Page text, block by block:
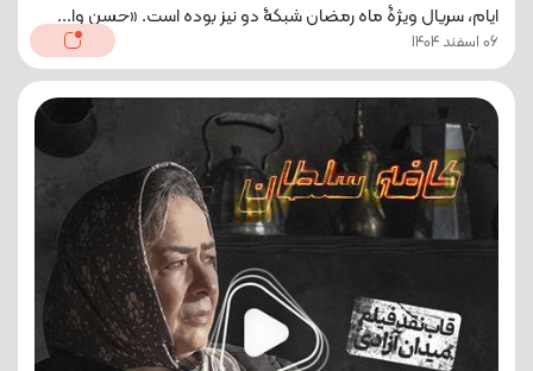
ایام، سریال ویژۀ ماه رمضان شبکۀ دو نیز بوده است. «حسن وا...
06 اسفند 1404